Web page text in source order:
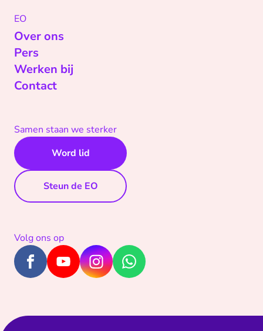
EO
Over ons
Pers
Werken bij
Contact
Samen staan we sterker
Word lid
Steun de EO
Volg ons op